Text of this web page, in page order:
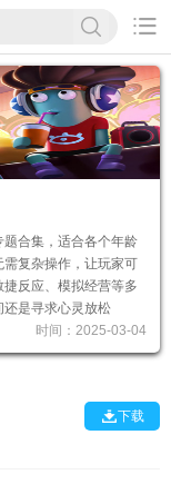

合集，适合各个年龄
复杂操作，让玩家可
反应、模拟经营等多
是寻求心灵放松
时间：2025-03-04
下载